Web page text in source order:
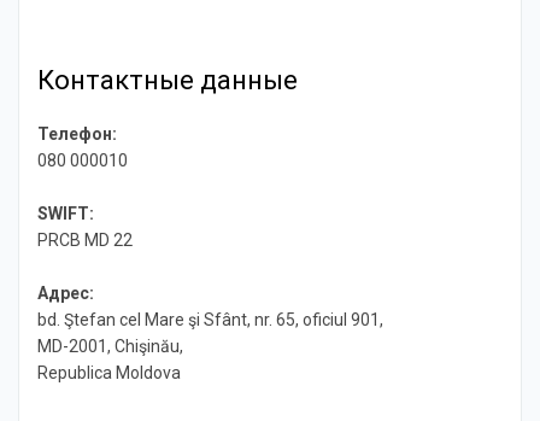
Контактные данные
Телефон:
080 000010
SWIFT:
PRCB MD 22
Адрес:
bd. Ştefan cel Mare şi Sfânt, nr. 65, oficiul 901,
MD-2001, Chişinău,
Republica Moldova